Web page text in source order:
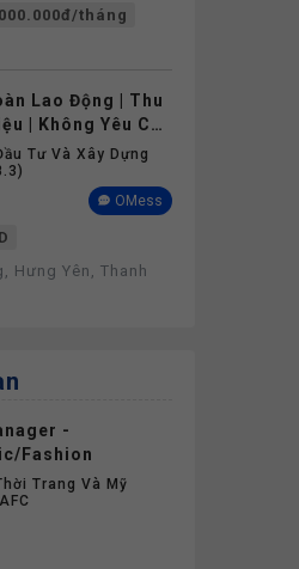
tháng
Lao Động | Thu
| Không Yêu Cầu
Tư Và Xây Dựng
OMess
Hưng Yên, Thanh
-
Fashion
Trang Và Mỹ